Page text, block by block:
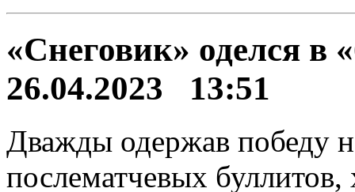
«Снеговик» оделся в
26.04.2023 13:51
Дважды одержав победу
послематчевых